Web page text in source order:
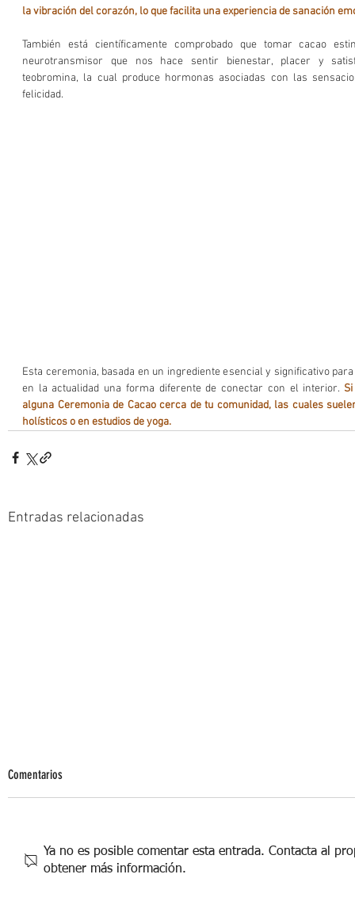
la vibración del corazón, lo que facilita una experiencia de sanación
También está científicamente comprobado que tomar cacao
neurotransmisor que nos hace sentir bienestar, placer y
teobromina, la cual produce hormonas asociadas con las
felicidad.
Esta ceremonia, basada en un ingrediente esencial y significativo
en la actualidad una forma diferente de conectar con el interior.
alguna Ceremonia de Cacao cerca de tu comunidad, las cuales
holísticos o en estudios de yoga.
Entradas relacionadas
Comentarios
Ya no es posible comentar esta entrada. Contacta al
obtener más información.